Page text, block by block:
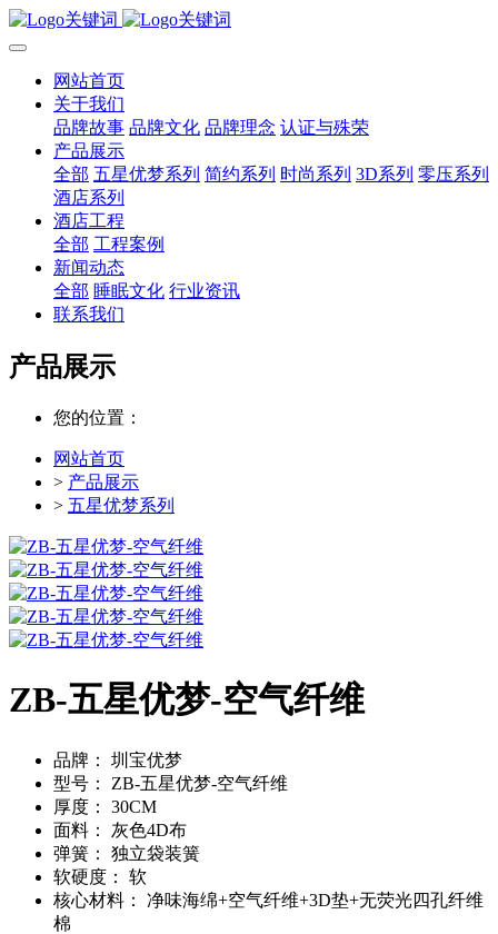
网站首页
关于我们
品牌故事 品牌文化 品牌理念 认证与殊荣
产品展示
全部 五星优梦系列 简约系列 时尚系列 3D系列 零压系列
酒店系列
酒店工程
全部 工程案例
新闻动态
全部 睡眠文化 行业资讯
联系我们
产品展示
您的位置：
网站首页
> 产品展示
> 五星优梦系列
ZB-五星优梦-空气纤维
品牌：
圳宝优梦
型号：
ZB-五星优梦-空气纤维
厚度：
30CM
面料：
灰色4D布
弹簧：
独立袋装簧
软硬度：
软
核心材料：
净味海绵+空气纤维+3D垫+无荧光四孔纤维
棉